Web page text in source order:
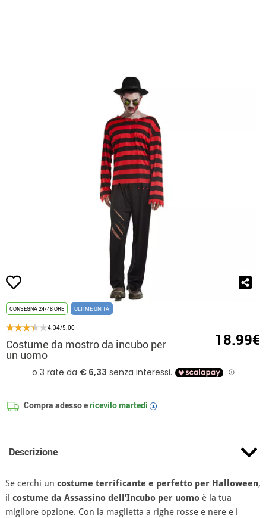
CONSEGNA 24/48 ORE ULTIME UNITÀ
4.34/5.00
Costume da mostro da incubo per
un uomo
18.99€
Compra adesso ericevilomartedì i
Descrizione
Se cerchi un costume terrificante e perfetto per Halloween,
il costume da Assassino dell’Incubo per uomoè la tua
migliore opzione. Con la maglietta a righe rosse e nere e i